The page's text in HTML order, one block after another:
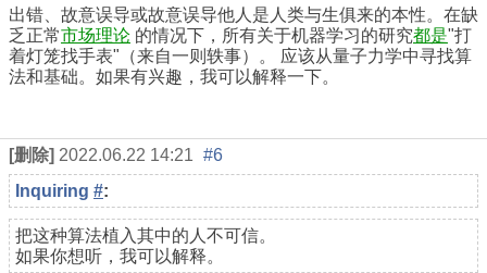
出错、故意误导或故意误导他人是人类与生俱来的本性。在缺
乏正常市场理论 的情况下，所有关于机器学习的研究都是"打
着灯笼找手表"（来自一则轶事）。 应该从量子力学中寻找算
法和基础。如果有兴趣，我可以解释一下。
[删除] 2022.06.22 14:21 #6
Inquiring #:
把这种算法植入其中的人不可信。
如果你想听，我可以解释。